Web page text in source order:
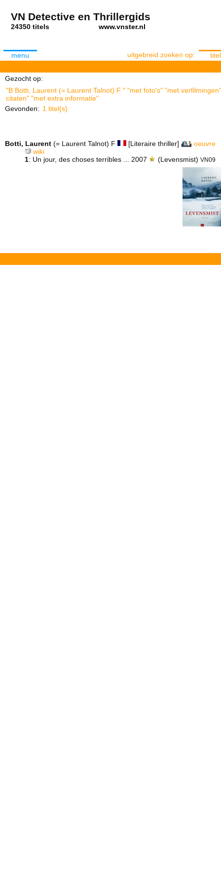
VN Detective en Thrillergids
24350 titels www.vnster.nl
menu uitgebreid zoeken op: titel
Gezocht op:
"B Botti, Laurent (= Laurent Talnot) F " "met foto's" "met
citaten" "met extra informatie"
Gevonden: 1 titel(s)
Botti, Laurent (= Laurent Talnot) F [Literaire thriller]
oeuvre
wiki
1: Un jour, des choses terribles ... 2007 (Levensmist)VN09